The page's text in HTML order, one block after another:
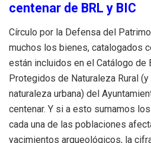
centenar de BRL y BIC
Círculo por la Defensa del
muchos los bienes, catalogados
están incluidos en el Catálogo de
Protegidos de Naturaleza Rural
naturaleza urbana) del
centenar. Y si a esto sumamos
cada una de las poblaciones
yacimientos arqueológicos, la